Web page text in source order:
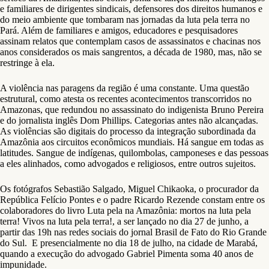
e familiares de dirigentes sindicais, defensores dos direitos humanos e
do meio ambiente que tombaram nas jornadas da luta pela terra no
Pará. Além de familiares e amigos, educadores e pesquisadores
assinam relatos que contemplam casos de assassinatos e chacinas nos
anos considerados os mais sangrentos, a década de 1980, mas, não se
restringe à ela.
A violência nas paragens da região é uma constante. Uma questão
estrutural, como atesta os recentes acontecimentos transcorridos no
Amazonas, que redundou no assassinato do indigenista Bruno Pereira
e do jornalista inglês Dom Phillips. Categorias antes não alcançadas.
As violências são digitais do processo da integração subordinada da
Amazônia aos circuitos econômicos mundiais. Há sangue em todas as
latitudes. Sangue de indígenas, quilombolas, camponeses e das pessoas
a eles alinhados, como advogados e religiosos, entre outros sujeitos.
Os fotógrafos Sebastião Salgado, Miguel Chikaoka, o procurador da
República Felício Pontes e o padre Ricardo Rezende constam entre os
colaboradores do livro Luta pela na Amazônia: mortos na luta pela
terra! Vivos na luta pela terra!, a ser lançado no dia 27 de junho, a
partir das 19h nas redes sociais do jornal Brasil de Fato do Rio Grande
do Sul. E presencialmente no dia 18 de julho, na cidade de Marabá,
quando a execução do advogado Gabriel Pimenta soma 40 anos de
impunidade.